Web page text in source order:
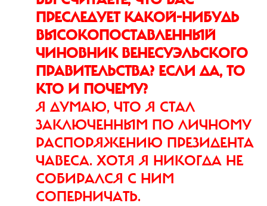
ПРЕСЛЕДУЕТ КАКОЙ-НИБУДЬ
ВЫСОКОПОСТАВ­ЛЕННЫЙ
ЧИНОВНИК ВЕНЕСУЭЛЬСКОГО
ПРАВИТЕЛЬСТВА? ЕСЛИ ДА, ТО
КТО И ПОЧЕМУ?
Я ДУМАЮ, ЧТО Я СТАЛ
ЗАКЛЮЧЕННЫМ ПО ЛИЧНОМУ
РАСПОРЯЖЕНИЮ ПРЕЗИДЕНТА
ЧАВЕСА. ХОТЯ Я НИКОГДА НЕ
СОБИРАЛСЯ С НИМ
СОПЕРНИЧАТЬ.